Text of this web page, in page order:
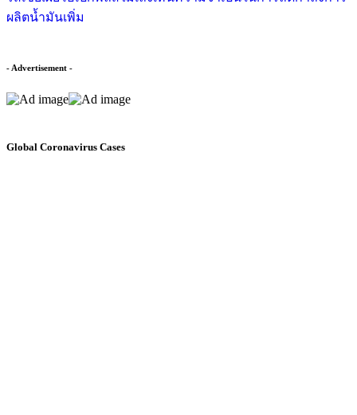
ผลิตน้ำมันเพิ่ม
- Advertisement -
Global Coronavirus Cases